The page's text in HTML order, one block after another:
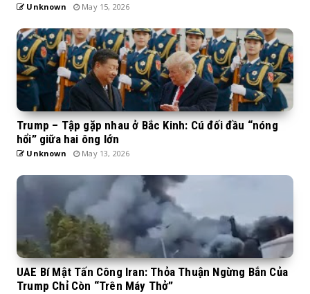
Unknown May 15, 2026
Trump – Tập gặp nhau ở Bắc Kinh: Cú đối đầu “nóng
hổi” giữa hai ông lớn
Unknown May 13, 2026
UAE Bí Mật Tấn Công Iran: Thỏa Thuận Ngừng Bắn Của
Trump Chỉ Còn “Trên Máy Thở”